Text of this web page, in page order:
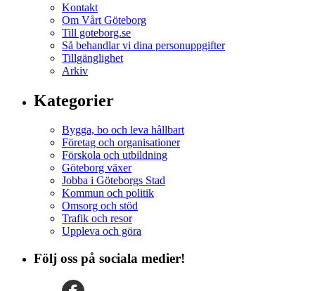
Kontakt
Om Vårt Göteborg
Till goteborg.se
Så behandlar vi dina personuppgifter
Tillgänglighet
Arkiv
Kategorier
Bygga, bo och leva hållbart
Företag och organisationer
Förskola och utbildning
Göteborg växer
Jobba i Göteborgs Stad
Kommun och politik
Omsorg och stöd
Trafik och resor
Uppleva och göra
Följ oss på sociala medier!